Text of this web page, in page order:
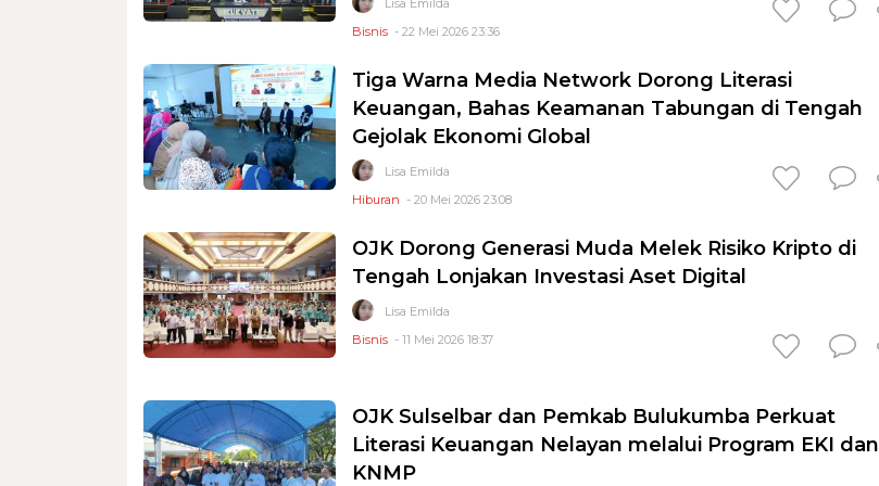
Bisnis - 22 Mei 2026 23:36
Tiga Warna Media Network Dorong Literasi
Keuangan, Bahas Keamanan Tabungan di Tengah
Gejolak Ekonomi Global
Lisa Emilda
Hiburan - 20 Mei 2026 23:08
OJK Dorong Generasi Muda Melek Risiko Kripto di
Tengah Lonjakan Investasi Aset Digital
Lisa Emilda
Bisnis - 11 Mei 2026 18:37
OJK Sulselbar dan Pemkab Bulukumba Perkuat
Literasi Keuangan Nelayan melalui Program EKI dan
KNMP